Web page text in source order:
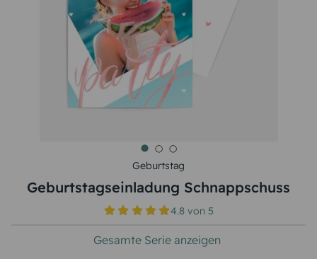
Geburtstag
Geburtstagseinladung Schnappschuss
4.8 von5
Gesamte Serie anzeigen